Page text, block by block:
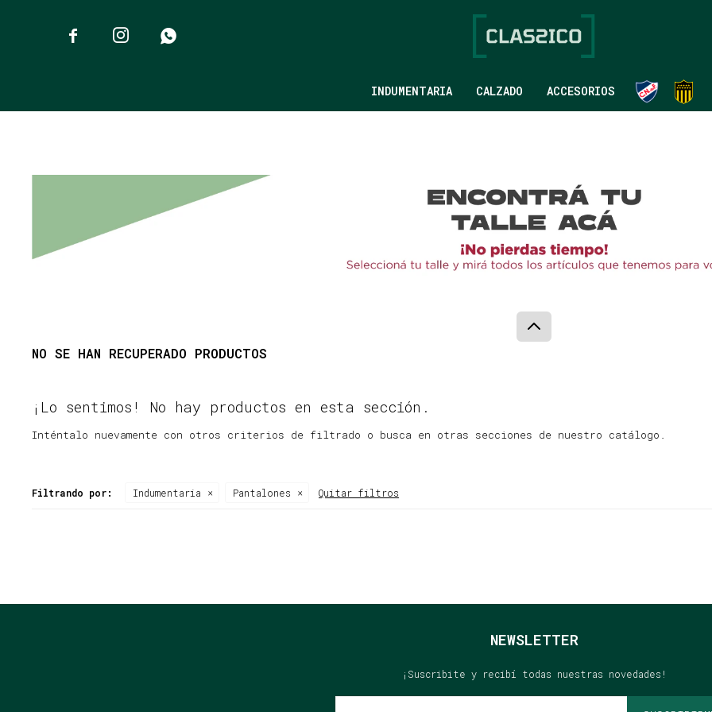
INDUMENTARIA CALZADO ACCESORIOS
  
NO SE HAN RECUPERADO PRODUCTOS
¡Lo sentimos! No hay productos en esta sección.
Inténtalo nuevamente con otros criterios de filtrado o busca en otras secciones de nuestro catálogo.
Filtrando por: Indumentaria Pantalones Quitar filtros
NEWSLETTER
¡Suscribite y recibí todas nuestras novedades!